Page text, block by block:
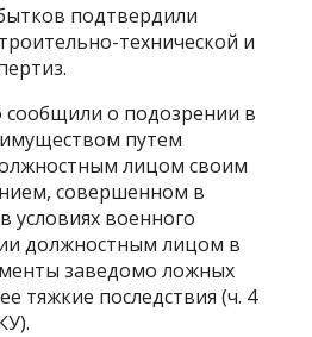
подтвердили
технической и
сообщили о подозрении в
путем
лицом своим
совершенном в
условиях военного
должностным лицом в
заведомо ложных
тяжкие последствия (ч. 4